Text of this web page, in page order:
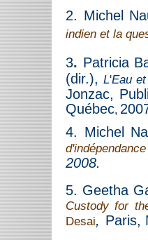
2. Michel
indien et la
3. Patricia
(dir.), L'Eau
Jonzac,
Québec,
4. Michel
2008.
5. Geetha
Custody for
Desai, Paris,